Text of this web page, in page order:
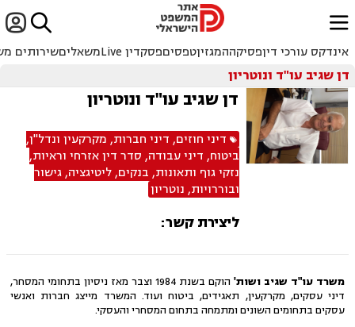

ﱐ
אינדקס עורכי דיןפסיקההמגזיןטפסיםפסקדין Live משאליםשירותים
דן שגיב עו"ד ונוטריון
דן שגיב עו"ד ונוטריון
דיני חוזים, דיני חברות, מקרקעין ונדל"ן,
ביטוח, דיני עבודה, סדר דין אזרחי וראיות,
נזקי גוף ותאונות, בנקים,ליטיגציה,גישור
ובוררויות, נוטריון
ליצירת קשר:
משרד עו"ד שגיב ושות'
הוקם בשנת 1984 וצבר מאז ניסיון בתחומי המסחר,
דיני עסקים, מקרקעין, תאגידים, ביטוח ועוד. המשרד מייצג חברות ואנשי
עסקים בתחומים השונים ומתמחה בתחום המסחרי והעסקי.